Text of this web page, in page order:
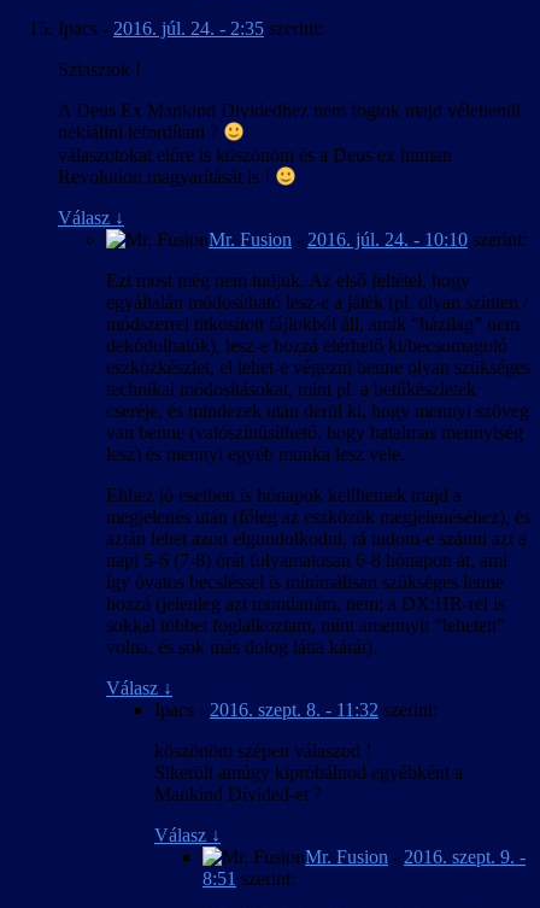
Ipacs - 2016. júl. 24. - 2:35 szerint:
Sziasztok !
A Deus Ex Mankind Dividedhez nem fogtok majd véletlenül
nekiállni lefordítani ?
válaszotokat előre is köszönöm és a Deus ex human
Revolution magyarítását is !
Válasz ↓
Mr. Fusion - 2016. júl. 24. - 10:10 szerint:
Ezt most még nem tudjuk. Az első feltétel, hogy
egyáltalán módosítható lesz-e a játék (pl. olyan szinten /
módszerrel titkosított fájlokból áll, amik “házilag” nem
dekódolhatók), lesz-e hozzá elérhető ki/becsomagoló
eszközkészlet, el lehet-e végezni benne olyan szükséges
technikai módosításokat, mint pl. a betűkészletek
cseréje, és mindezek után derül ki, hogy mennyi szöveg
van benne (valószínűsíthető, hogy hatalmas mennyiség
lesz) és mennyi egyéb munka lesz vele.
Ehhez jó esetben is hónapok kellhetnek majd a
megjelenés után (főleg az eszközök megjelenéséhez), és
aztán lehet azon elgondolkodni, rá tudom-e szánni azt a
napi 5-6 (7-8) órát folyamatosan 6-8 hónapon át, ami
így óvatos becsléssel is minimálisan szükséges lenne
hozzá (jelenleg azt mondanám, nem; a DX:HR-rel is
sokkal többet foglalkoztam, mint amennyit “lehetett”
volna, és sok más dolog látta kárát).
Válasz ↓
Ipacs - 2016. szept. 8. - 11:32 szerint:
köszönöm szépen válaszod !
Sikerült amúgy kipróbálnod egyébként a
Mankind Divided-et ?
Válasz ↓
Mr. Fusion - 2016. szept. 9. -
8:51 szerint: